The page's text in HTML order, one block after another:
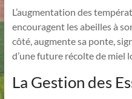
L’augmentation des
encouragent les abeilles à
côté, augmente sa ponte,
d’une future récolte de miel
La Gestion des